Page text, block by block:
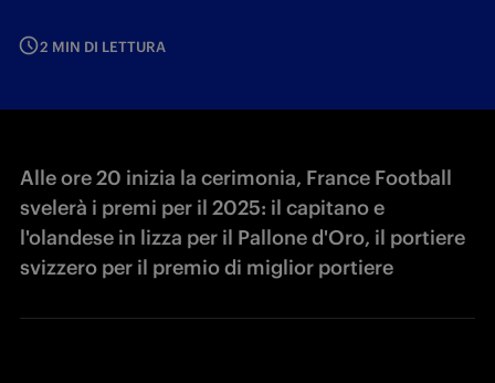
2 MIN DI LETTURA
Alle ore 20 inizia la cerimonia, France Football
svelerà i premi per il 2025: il capitano e
l'olandese in lizza per il Pallone d'Oro, il portiere
svizzero per il premio di miglior portiere